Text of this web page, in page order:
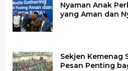
Nyaman Anak
yang Aman dan
Sekjen Kemenag
Pesan Penting